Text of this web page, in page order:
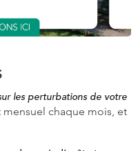
les perturbations de votre
chaque mois, et